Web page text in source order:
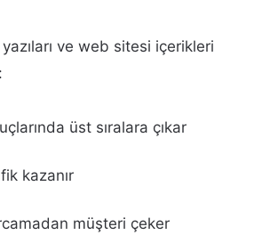
ve web sitesi içerikleri
üst sıralara çıkar
kazanır
müşteri çeker